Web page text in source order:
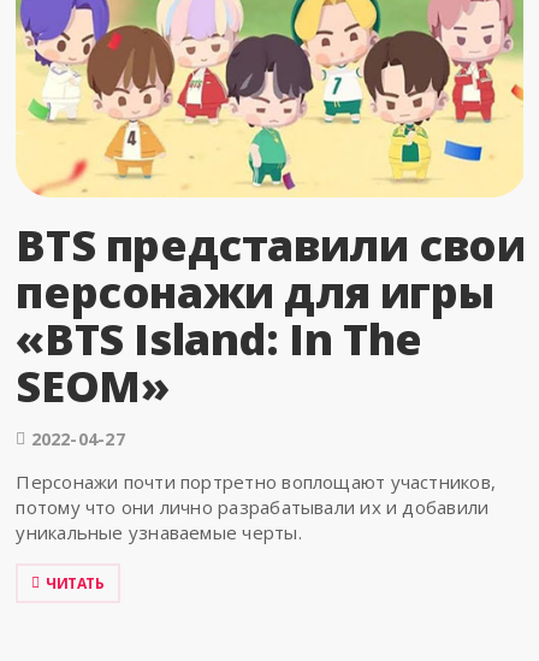
BTS представили свои
персонажи для игры
«BTS Island: In The
SEOM»
2022-04-27
Персонажи почти портретно воплощают участников,
потому что они лично разрабатывали их и добавили
уникальные узнаваемые черты.
ЧИТАТЬ